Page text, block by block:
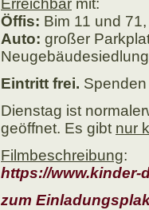
Erreichbar mit:
Öffis: Bim 11 und
Auto: großer
Eintritt frei.
Dienstag ist
geöffnet. Es gibt nur
Filmbeschreibung:
https://www.kinder-
zum